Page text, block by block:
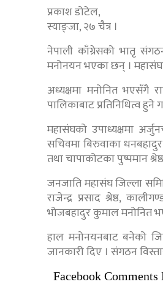
प्रकाश डोटेल,
स्याङ्जा, २७ चैत्र ।
नेपाली काँग्रेसको भातृ
मनोनयन भएका छन् ।
अध्यक्षमा मनोनित भएसँगै
पालिकाबाट प्रतिनिधित्व
महासंघको उपाध्यक्षमा
सचिवमा बिरुवाका
तथा चापाकोटका पुष्पमान
जनजाति महासंघ जिल्ला
राजेन्द्र प्रसाद श्रेष्ठ,
भोजबहादुर कुमाल मनोनित
हाल मनोनयनबाट बनेको
जानकारी दिए । संगठन
Facebook Comments